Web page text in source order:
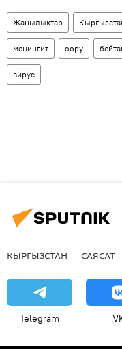
Жаңылыктар
менингит оору
вирус
КЫРГЫЗСТАН САЯСАТ
Telegram